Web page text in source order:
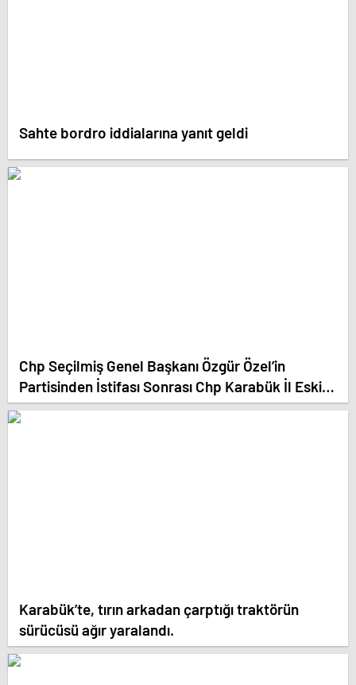
Sahte bordro iddialarına yanıt geldi
Chp Seçilmiş Genel Başkanı Özgür Özel’in
Partisinden İstifası Sonrası Chp Karabük İl Eski
Başkanları Abdullah Çakır ve Erdal Demir de
Partilerinden İstifa Ettiler
Karabük’te, tırın arkadan çarptığı traktörün
sürücüsü ağır yaralandı.